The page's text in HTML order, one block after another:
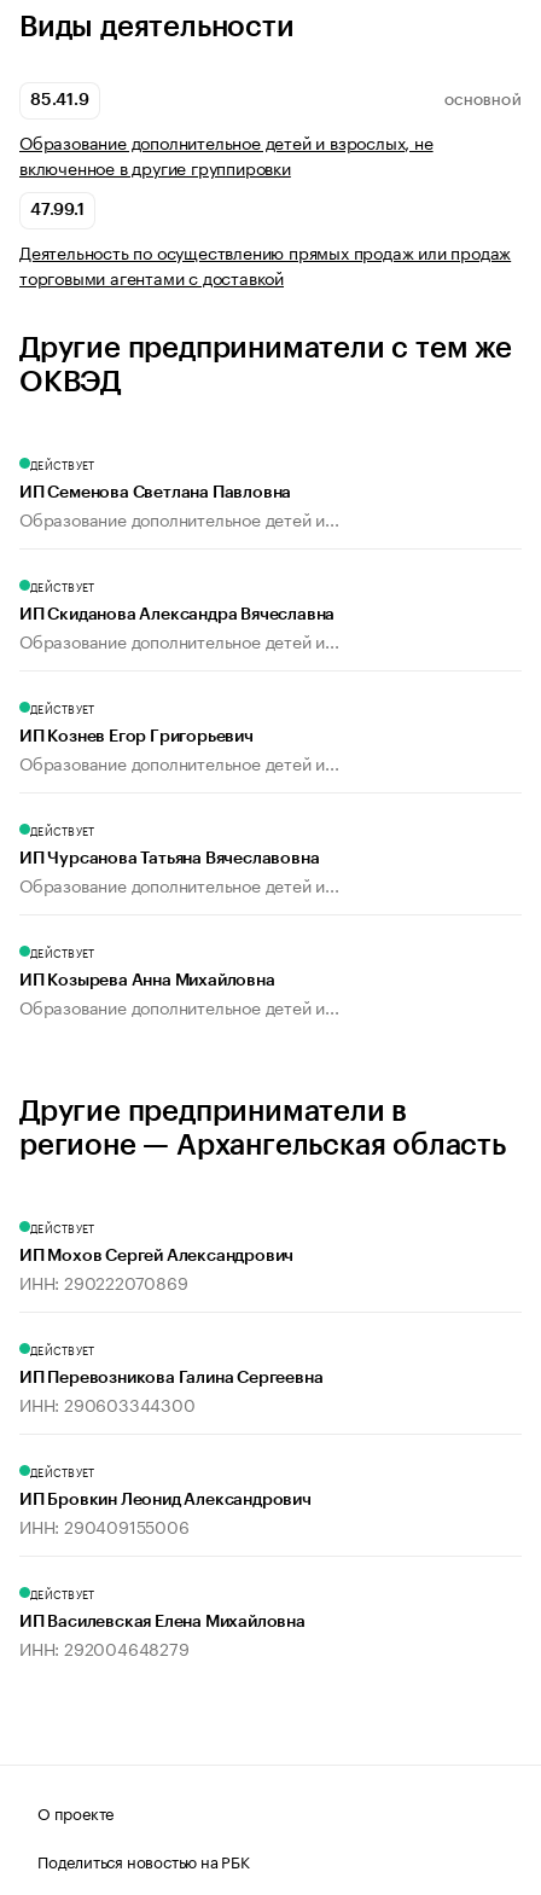
Виды деятельности
85.41.9 ОСНОВНОЙ
Образование дополнительное детей и взрослых, не
включенное в другие группировки
47.99.1
Деятельность по осуществлению прямых продаж или продаж
торговыми агентами с доставкой
Другие предприниматели с тем же
ОКВЭД
ДЕЙСТВУЕТ
ИП Семенова Светлана Павловна
Образование дополнительное детей и...
ДЕЙСТВУЕТ
ИП Скиданова Александра Вячеславна
Образование дополнительное детей и...
ДЕЙСТВУЕТ
ИП Кознев Егор Григорьевич
Образование дополнительное детей и...
ДЕЙСТВУЕТ
ИП Чурсанова Татьяна Вячеславовна
Образование дополнительное детей и...
ДЕЙСТВУЕТ
ИП Козырева Анна Михайловна
Образование дополнительное детей и...
Другие предприниматели в
регионе — Архангельская область
ДЕЙСТВУЕТ
ИП Мохов Сергей Александрович
ИНН: 290222070869
ДЕЙСТВУЕТ
ИП Перевозникова Галина Сергеевна
ИНН: 290603344300
ДЕЙСТВУЕТ
ИП Бровкин Леонид Александрович
ИНН: 290409155006
ДЕЙСТВУЕТ
ИП Василевская Елена Михайловна
ИНН: 292004648279
О проекте
Поделиться новостью на РБК